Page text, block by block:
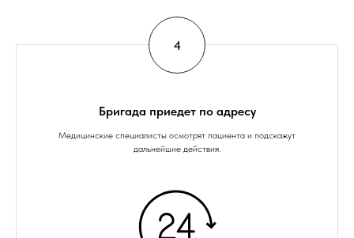
Бригада приедет по адресу
Медицинские специалисты осмотрят пациента и подскажут
дальнейшие действия.